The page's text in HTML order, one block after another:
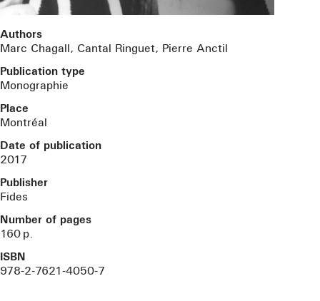
Authors
Marc Chagall, Cantal Ringuet, Pierre Anctil
Publication type
Monographie
Place
Montréal
Date of publication
2017
Publisher
Fides
Number of pages
160 p.
ISBN
978-2-7621-4050-7